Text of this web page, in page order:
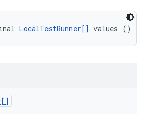
LocalTestRunner[] values ()